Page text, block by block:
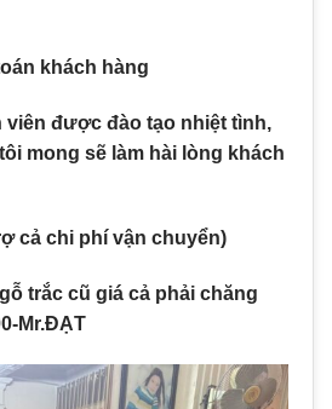
khách hàng
viên được đào tạo nhiệt tình,
mong sẽ làm hài lòng khách
cả chi phí vận chuyển)
trắc cũ giá cả phải chăng
Mr.ĐẠT